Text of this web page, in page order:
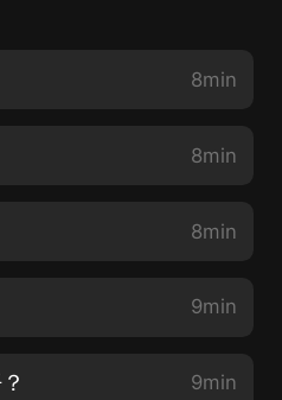
8min
8min
8min
9min
9min